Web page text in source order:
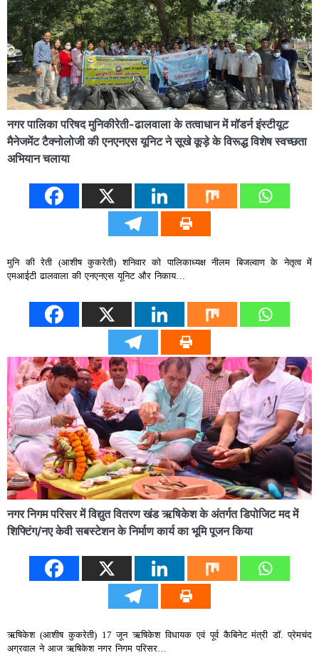
नगर पालिका परिषद मुनिकीरेती-ढालवाला के तत्वाधान में मॉडर्न इंस्टीयूट
मैनेजमेंट टैक्नोलोजी की एनएनएस यूनिट ने सूखे कूड़े के विरूद्ध विशेष स्वच्छता
अभियान चलाया
मुनि की रेती (आशीष कुकरेती) शनिवार को पालिकाध्यक्ष नीलम बिजल्वाण के नेतृत्व में
एमआईटी ढालवाला की एनएनएस यूनिट और निकाय…
नगर निगम परिसर में विद्युत वितरण खंड ऋषिकेश के अंतर्गत डिपोजिट मद में
शिफ्टिंग/नए केवी सबस्टेशन के निर्माण कार्य का भूमि पूजन किया
ऋषिकेश (आशीष कुकरेती) 17 जून ऋषिकेश विधायक एवं पूर्व कैबिनेट मंत्री डॉ. प्रेमचंद
अग्रवाल ने आज ऋषिकेश नगर निगम परिसर…